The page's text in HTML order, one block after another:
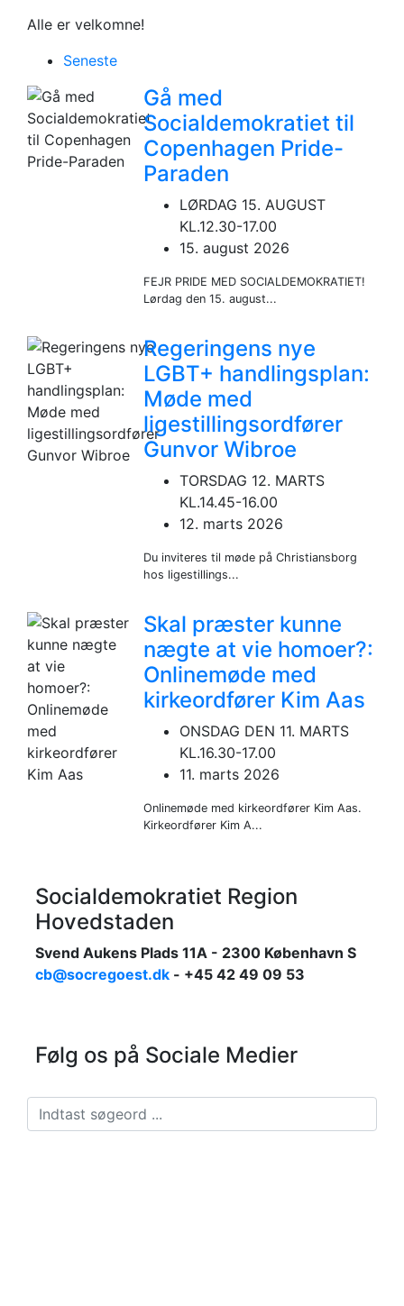
Alle er velkomne!
Seneste
Gå med
Socialdemokratiet til
Copenhagen Pride-
Paraden
LØRDAG 15. AUGUST
KL.12.30-17.00
15. august 2026
FEJR PRIDE MED SOCIALDEMOKRATIET!
Lørdag den 15. august...
Regeringens nye
LGBT+ handlingsplan:
Møde med
ligestillingsordfører
Gunvor Wibroe
TORSDAG 12. MARTS
KL.14.45-16.00
12. marts 2026
Du inviteres til møde på Christiansborg
hos ligestillings...
Skal præster kunne
nægte at vie homoer?:
Onlinemøde med
kirkeordfører Kim Aas
ONSDAG DEN 11. MARTS
KL.16.30-17.00
11. marts 2026
Onlinemøde med kirkeordfører Kim Aas.
Kirkeordfører Kim A...
Socialdemokratiet Region
Hovedstaden
Svend Aukens Plads 11A - 2300 København S
cb@socregoest.dk - +45 42 49 09 53
Følg os på Sociale Medier